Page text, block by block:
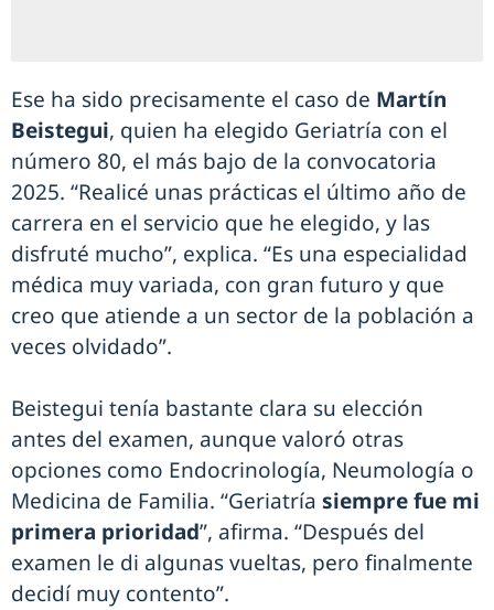
Ese ha sido precisamente el caso de Martín
Beistegui, quien ha elegido Geriatría con el
número 80, el más bajo de la convocatoria
2025. “Realicé unas prácticas el último año de
carrera en el servicio que he elegido, y las
disfruté mucho”, explica. “Es una especialidad
médica muy variada, con gran futuro y que
creo que atiende a un sector de la población a
veces olvidado”.
Beistegui tenía bastante clara su elección
antes del examen, aunque valoró otras
opciones como Endocrinología, Neumología o
Medicina de Familia. “Geriatría siempre fue mi
primera prioridad”, afirma. “Después del
examen le di algunas vueltas, pero finalmente
decidí muy contento”.